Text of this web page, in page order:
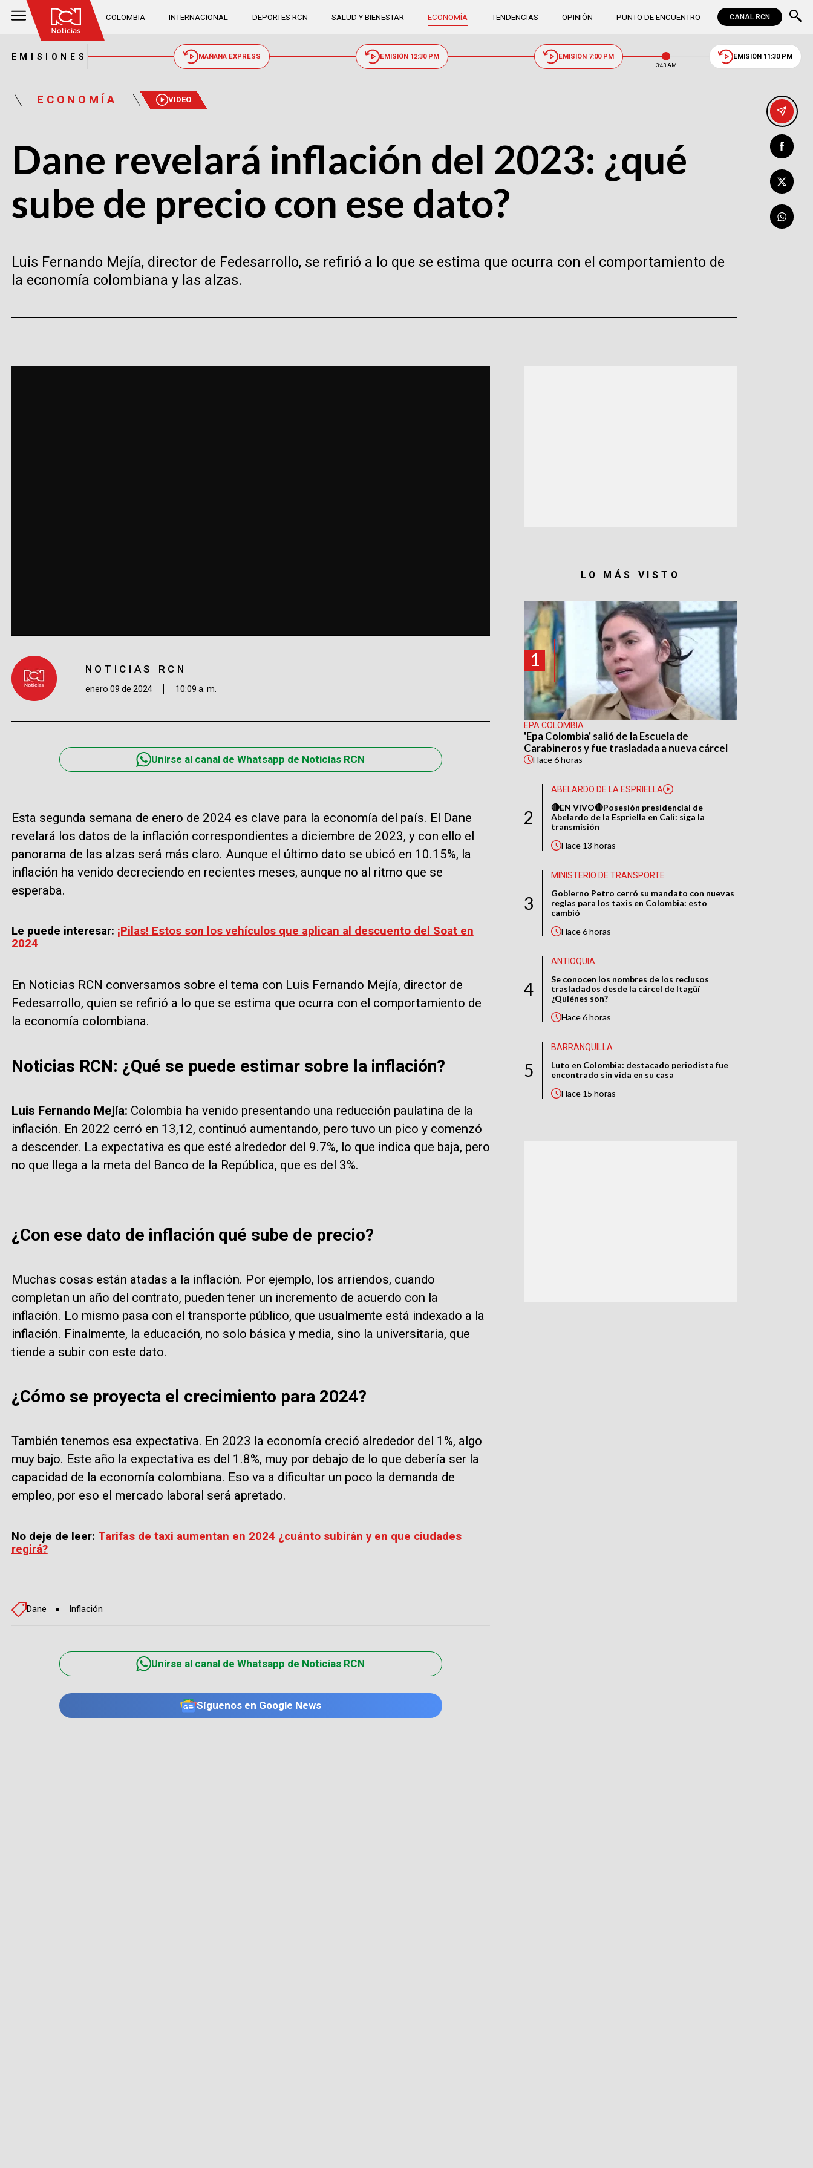
COLOMBIA INTERNACIONAL DEPORTES RCN SALUD Y BIENESTAR ECONOMÍA TENDENCIAS OPINIÓN PUNTO DE ENCUENTRO CANAL RCN
EMISIONES MAÑANA EXPRESS EMISIÓN 12:30 PM EMISIÓN 7:00 PM
3:43 AM
EMISIÓN 11:30 PM
ECONOMÍA VIDEO
Dane revelará inflación del 2023: ¿qué
sube de precio con ese dato?
Luis Fernando Mejía, director de Fedesarrollo, se refirió a lo que se estima que ocurra con el comportamiento de
la economía colombiana y las alzas.
NOTICIAS RCN
enero 09 de 2024 10:09 a. m.
Unirse al canal de Whatsapp de Noticias RCN
Esta segunda semana de enero de 2024 es clave para la economía del país. El Dane
revelará los datos de la inflación correspondientes a diciembre de 2023, y con ello el
panorama de las alzas será más claro. Aunque el último dato se ubicó en 10.15%, la
inflación ha venido decreciendo en recientes meses, aunque no al ritmo que se
esperaba.
Le puede interesar: ¡Pilas! Estos son los vehículos que aplican al descuento del Soat en
2024
En Noticias RCN conversamos sobre el tema con Luis Fernando Mejía, director de
Fedesarrollo, quien se refirió a lo que se estima que ocurra con el comportamiento de
la economía colombiana.
Noticias RCN: ¿Qué se puede estimar sobre la inflación?
Luis Fernando Mejía: Colombia ha venido presentando una reducción paulatina de la
inflación. En 2022 cerró en 13,12, continuó aumentando, pero tuvo un pico y comenzó
a descender. La expectativa es que esté alrededor del 9.7%, lo que indica que baja, pero
no que llega a la meta del Banco de la República, que es del 3%.
¿Con ese dato de inflación qué sube de precio?
Muchas cosas están atadas a la inflación. Por ejemplo, los arriendos, cuando
completan un año del contrato, pueden tener un incremento de acuerdo con la
inflación. Lo mismo pasa con el transporte público, que usualmente está indexado a la
inflación. Finalmente, la educación, no solo básica y media, sino la universitaria, que
tiende a subir con este dato.
¿Cómo se proyecta el crecimiento para 2024?
También tenemos esa expectativa. En 2023 la economía creció alrededor del 1%, algo
muy bajo. Este año la expectativa es del 1.8%, muy por debajo de lo que debería ser la
capacidad de la economía colombiana. Eso va a dificultar un poco la demanda de
empleo, por eso el mercado laboral será apretado.
No deje de leer: Tarifas de taxi aumentan en 2024 ¿cuánto subirán y en que ciudades
regirá?
Dane Inflación
Unirse al canal de Whatsapp de Noticias RCN
Síguenos en Google News
LO MÁS VISTO
1
EPA COLOMBIA
'Epa Colombia' salió de la Escuela de
Carabineros y fue trasladada a nueva cárcel
Hace6 horas
2
ABELARDO DE LA ESPRIELLA
🔴EN VIVO🔴Posesión presidencial de
Abelardo de la Espriella en Cali: siga la
transmisión
Hace 13 horas
3
MINISTERIO DE TRANSPORTE
Gobierno Petro cerró su mandato con nuevas
reglas para los taxis en Colombia: esto
cambió
Hace6 horas
4
ANTIOQUIA
Se conocen los nombres de los reclusos
trasladados desde la cárcel de Itagüí
¿Quiénes son?
Hace6 horas
5
BARRANQUILLA
Luto en Colombia: destacado periodista fue
encontrado sin vida en su casa
Hace 15 horas